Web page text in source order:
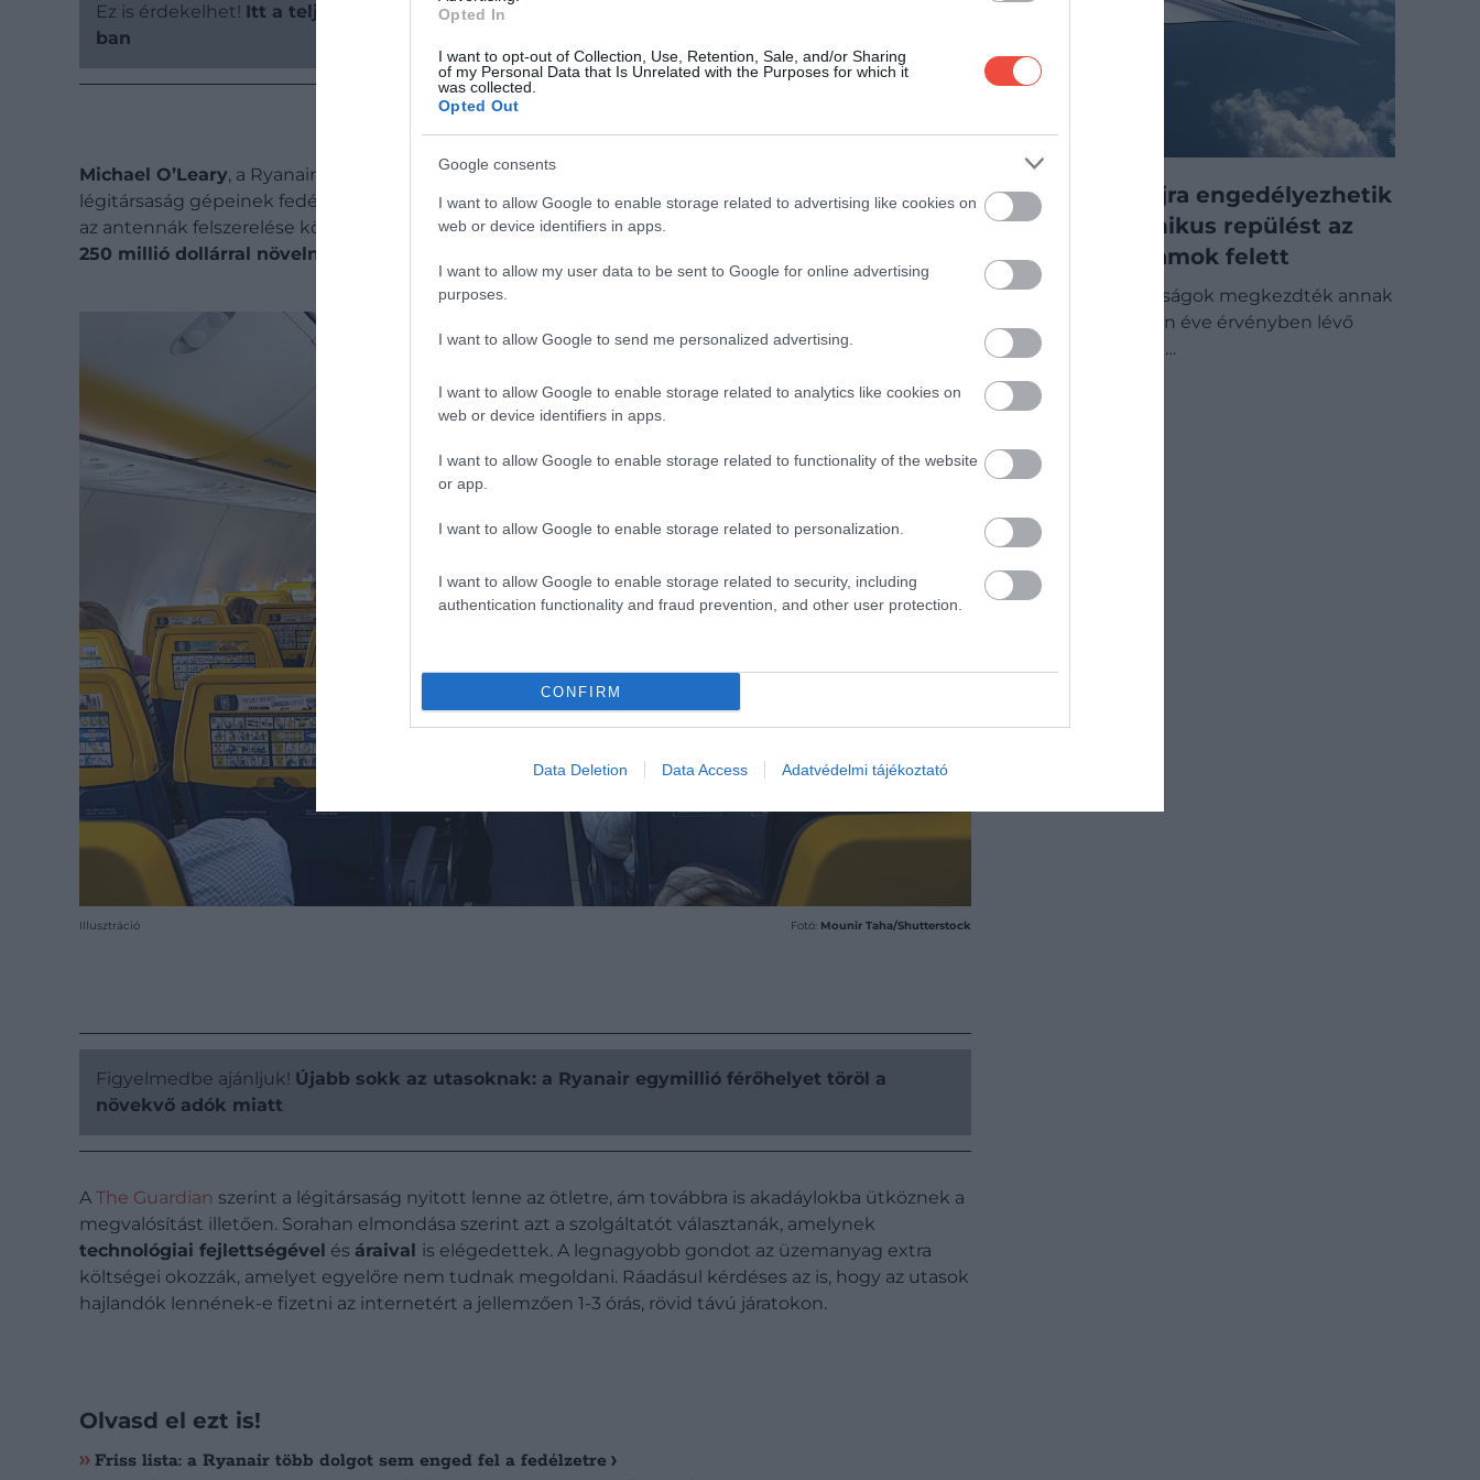
Opted In
I want to opt-out of Collection, Use, Retention, Sale, and/or Sharing
of my Personal Data that Is Unrelated with the Purposes for which it
was collected.
Opted Out
Google consents
I want to allow Google to enable storage related to advertising like cookies on
web or device identifiers in apps.
I want to allow my user data to be sent to Google for online advertising
purposes.
I want to allow Google to send me personalized advertising.
I want to allow Google to enable storage related to analytics like cookies on
web or device identifiers in apps.
I want to allow Google to enable storage related to functionality of the website
or app.
I want to allow Google to enable storage related to personalization.
I want to allow Google to enable storage related to security, including
authentication functionality and fraud prevention, and other user protection.
CONFIRM
Data Deletion Data Access Adatvédelmi tájékoztató
Ez is érdekelhet! Itt a teljes lista: ezeken az úti célokon vágja vissza a járatait a Ryanair 2026-
ban
Michael O’Leary, a Ryanair vezérigazgatójakorábbannemleges választ adott arra a kérdésre, hogy a
légitársaság gépeinek fedélzetén is elérhetővé válik-e a szolgáltatás. Döntését azzal indokolta, hogy
az antennák felszerelése körülbelül 2 százalékos többlet légellenállást okozna, ami éves szinten
250 millió dollárral növelné
Illusztráció Fotó: Mounir Taha/Shutterstock
Figyelmedbe ajánljuk! Újabb sokk az utasoknak: a Ryanair egymillió férőhelyet töröl a
növekvő adók miatt
A The Guardian szerint a légitársaság nyitott lenne az ötletre, ám továbbra is akadáylokba ütköznek a
megvalósítást illetően. Sorahan elmondása szerint azt a szolgáltatót választanák, amelynek
technológiai fejlettségével és áraival is elégedettek. A legnagyobb gondot az üzemanyag extra
költségei okozzák, amelyet egyelőre nem tudnak megoldani. Ráadásul kérdéses az is, hogy az utasok
hajlandók lennének-e fizetni az internetért a jellemzően 1-3 órás, rövid távú járatokon.
Olvasd el ezt is!
Friss lista: a Ryanair több dolgot sem enged fel a fedélzetre
50 év után újra engedélyezhetik
a szuperszonikus repülést az
Egyesült Államok felett
Az amerikai hatóságok megkezdték annak
a több mint ötven éve érvényben lévő
szabályozásnak a…
CHECK-IN